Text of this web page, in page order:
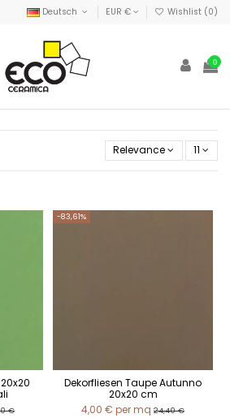
Deutsch EUR € Wishlist (0)
0
Relevance 11
€
-83,61%
Dekorfliesen Taupe Autunno
20x20 cm
4,00 € per mq 24,40 €